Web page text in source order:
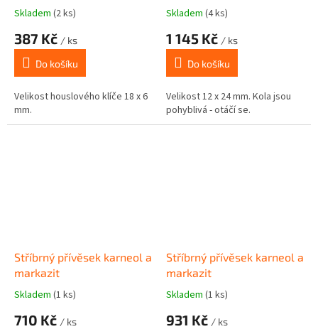
Skladem (2 ks)
387 Kč / ks
Do košíku
Velikost houslového klíče 18 x 6
mm.
Skladem (4 ks)
1 145 Kč / ks
Do košíku
Velikost 12 x 24 mm. Kola jsou
pohyblivá - otáčí se.
Stříbrný přívěsek karneol a
markazit
Skladem (1 ks)
710 Kč / ks
Stříbrný přívěsek karneol a
markazit
Skladem (1 ks)
931 Kč / ks